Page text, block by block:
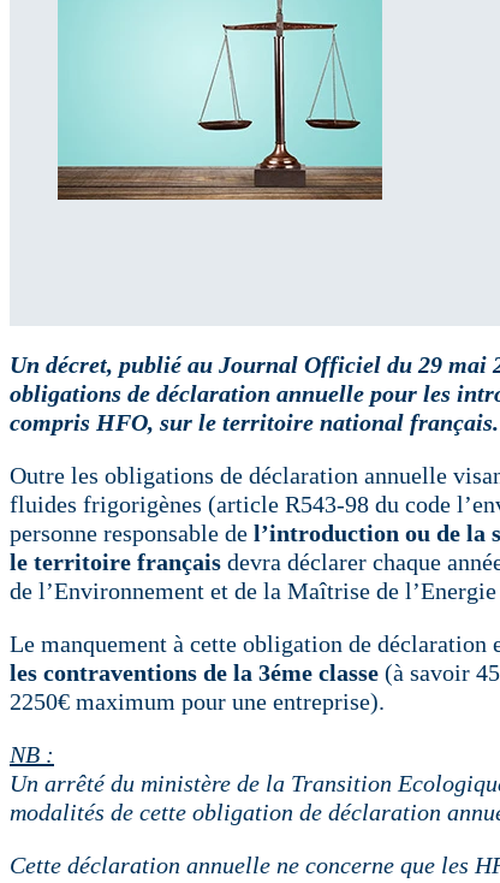
Un décret, publié au Journal Officiel du 29 mai
obligations de déclaration annuelle pour les
compris HFO, sur le territoire national français.
Outre les obligations de déclaration annuelle
fluides frigorigènes (article R543-98 du code
personne responsable de l’introduction ou de la
le territoire français devra déclarer chaque
de l’Environnement et de la Maîtrise de
Le manquement à cette obligation de déclaration
les contraventions de la 3éme classe (à savoir
2250€ maximum pour une entreprise).
NB :
Un arrêté du ministère de la Transition
modalités de cette obligation de déclaration
Cette déclaration annuelle ne concerne que les